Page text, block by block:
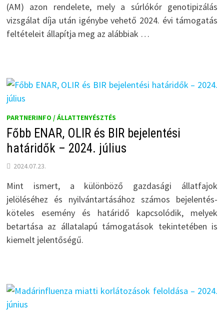
(AM) azon rendelete, mely a súrlókór genotipizálás
vizsgálat díja után igénybe vehető 2024. évi támogatás
feltételeit állapítja meg az alábbiak …
PARTNERINFO / ÁLLATTENYÉSZTÉS
Főbb ENAR, OLIR és BIR bejelentési
határidők – 2024. július
2024.07.23.
Mint ismert, a különböző gazdasági állatfajok
jelöléséhez és nyilvántartásához számos bejelentés-
köteles esemény és határidő kapcsolódik, melyek
betartása az állatalapú támogatások tekintetében is
kiemelt jelentőségű.